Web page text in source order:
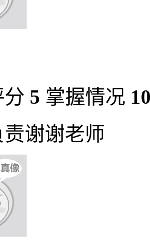
5 掌握情况
谢谢老师